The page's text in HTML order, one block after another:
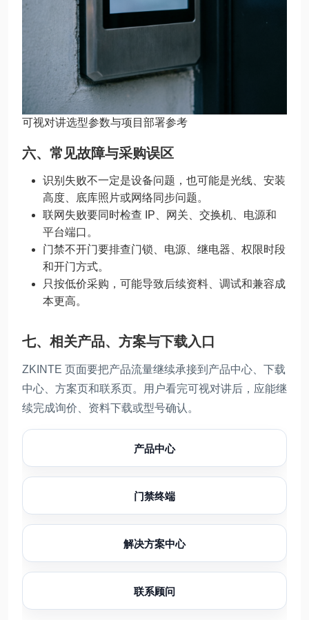
可视对讲选型参数与项目部署参考
六、常见故障与采购误区
识别失败不一定是设备问题，也可能是光线、安装
高度、底库照片或网络同步问题。
联网失败要同时检查 IP、网关、交换机、电源和
平台端口。
门禁不开门要排查门锁、电源、继电器、权限时段
和开门方式。
只按低价采购，可能导致后续资料、调试和兼容成
本更高。
七、相关产品、方案与下载入口
ZKINTE 页面要把产品流量继续承接到产品中心、下载
中心、方案页和联系页。用户看完可视对讲后，应能继
续完成询价、资料下载或型号确认。
产品中心
门禁终端
解决方案中心
联系顾问